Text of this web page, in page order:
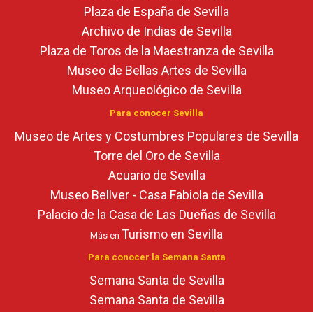
Plaza de España de Sevilla
Archivo de Indias de Sevilla
Plaza de Toros de la Maestranza de Sevilla
Museo de Bellas Artes de Sevilla
Museo Arqueológico de Sevilla
Para conocer Sevilla
Museo de Artes y Costumbres Populares de Sevilla
Torre del Oro de Sevilla
Acuario de Sevilla
Museo Bellver - Casa Fabiola de Sevilla
Palacio de la Casa de Las Dueñas de Sevilla
Más en Turismo en Sevilla
Para conocer la Semana Santa
Semana Santa de Sevilla
Semana Santa de Sevilla